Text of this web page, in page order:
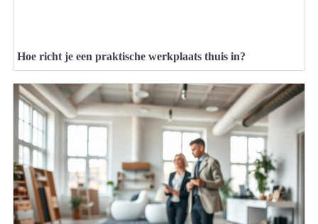
Hoe richt je een praktische werkplaats thuis in?